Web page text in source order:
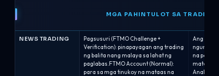
MGA PAHINTULOT SA TRADING
NEWS TRADING
Pagsusuri (FTMO Challenge +
Verification): pinapayagan ang trading
ng balita nang malaya sa lahat ng
paglabas.FTMO Account (Normal):
para sa mga tinukoy na mataas na
Ang
ngunit
na
mataas
Analyst